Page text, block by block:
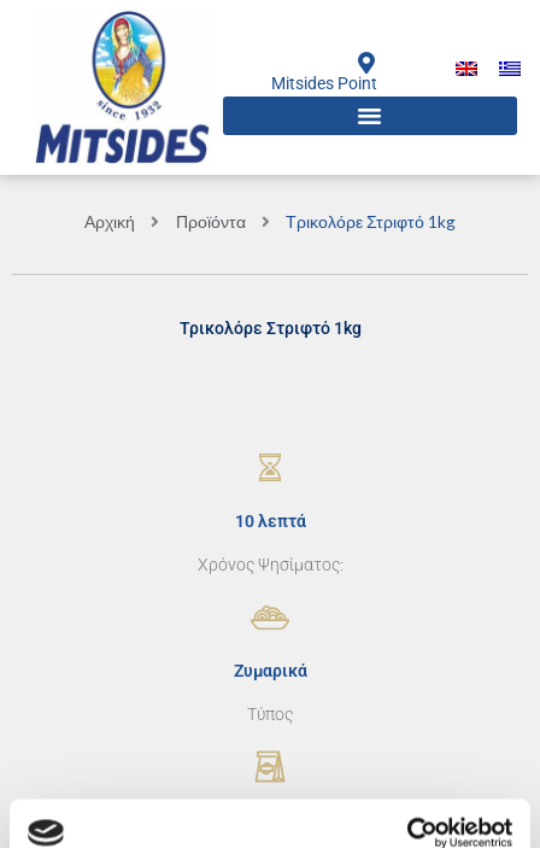
Mitsides Point
Αρχική Προϊόντα Τρικολόρε Στριφτό 1kg
Τρικολόρε Στριφτό 1kg
10 λεπτά
Xρόνος Ψησίματος:
Ζυμαρικά
Τύπος